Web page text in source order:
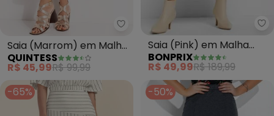
Quintess - Saia (Marrom) em
Saia (Marrom) em Malha
Texturizada
QUINTESS
R$ 45,99R$ 99,99
Saia (Pink) em Malha
Crepe
BONPRIX
R$ 49,99R$ 189,99
-65%
-50%